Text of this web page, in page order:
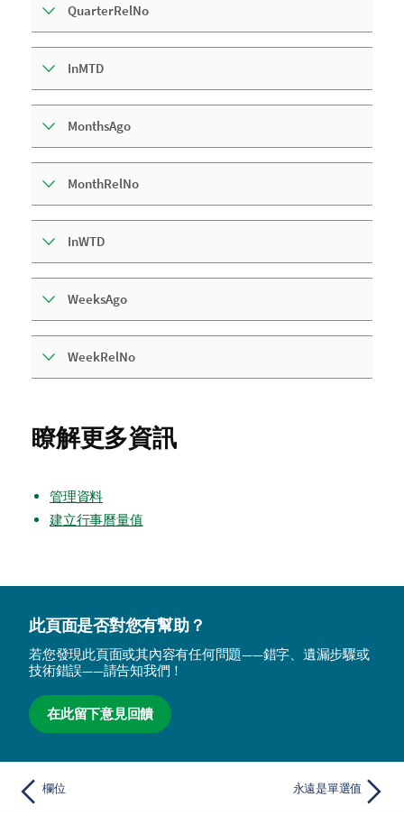
QuarterRelNo
InMTD
MonthsAgo
MonthRelNo
InWTD
WeeksAgo
WeekRelNo
瞭解更多資訊
管理資料
建立行事曆量值
此頁面是否對您有幫助？
若您發現此頁面或其內容有任何問題——錯字、遺漏步驟或
技術錯誤——請告知我們！
在此留下意見回饋
欄位 永遠是單選值